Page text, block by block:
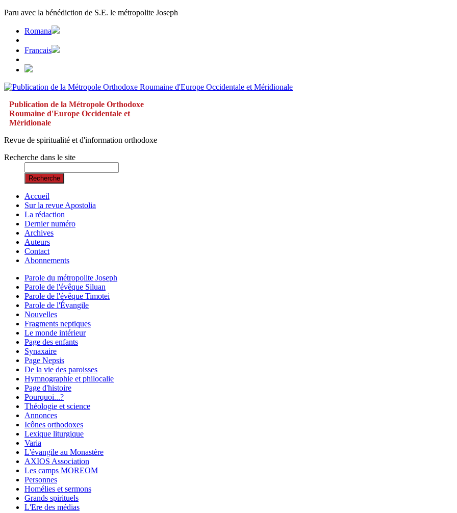
Paru avec la bénédiction de S.E. le métropolite Joseph
Romana
Francais
Publication de la Métropole Orthodoxe
Roumaine d'Europe Occidentale et
Méridionale
Revue de spiritualité et d'information orthodoxe
Recherche dans le site
Recherche
Accueil
Sur la revue Apostolia
La rédaction
Dernier numéro
Archives
Auteurs
Contact
Abonnements
Parole du métropolite Joseph
Parole de l'évêque Siluan
Parole de l'évêque Timotei
Parole de l'Évangile
Nouvelles
Fragments neptiques
Le monde intérieur
Page des enfants
Synaxaire
Page Nepsis
De la vie des paroisses
Hymnographie et philocalie
Page d'histoire
Pourquoi...?
Théologie et science
Annonces
Icônes orthodoxes
Lexique liturgique
Varia
L'évangile au Monastère
AXIOS Association
Les camps MOREOM
Personnes
Homélies et sermons
Grands spirituels
L'Ere des médias